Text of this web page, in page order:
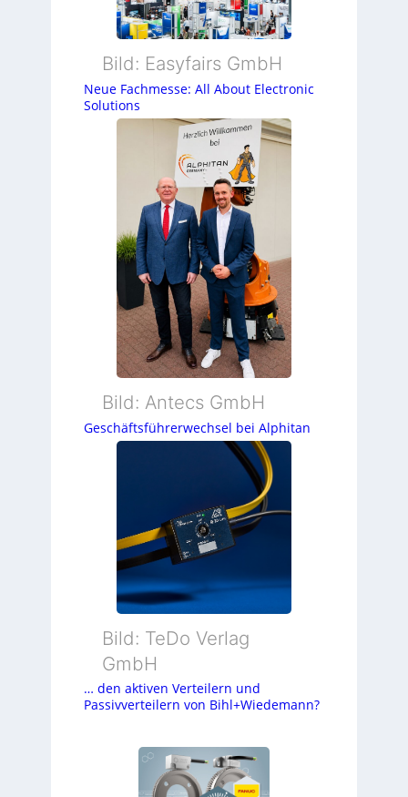
Bild: Easyfairs GmbH
Neue Fachmesse: All About Electronic
Solutions
Bild: Antecs GmbH
Geschäftsführerwechsel bei Alphitan
Bild: TeDo Verlag
GmbH
… den aktiven Verteilern und
Passivverteilern von Bihl+Wiedemann?